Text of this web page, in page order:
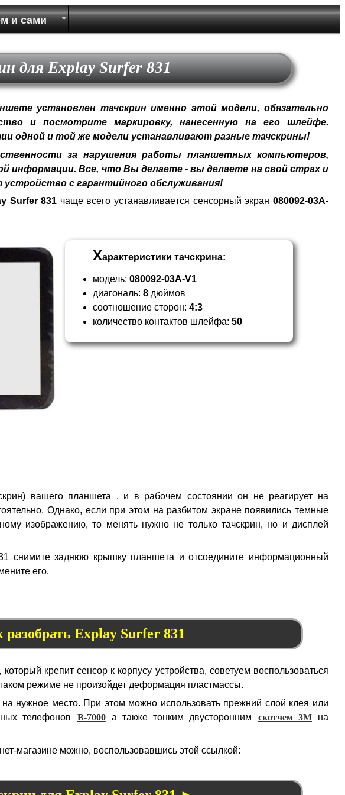
и сами
для Explay Surfer 831
установлен тачскрин именно этой модели, обязательно
и посмотрите маркировку, нанесенную на его шлейфе.
одной и той же модели устанавливают разные тачскрины!
за нарушения работы планшетных компьютеров,
информации. Все, что Вы делаете - вы делаете на свой страх и
с гарантийного обслуживания!
Surfer 831 чаще всего устанавливается сенсорный экран080092-03A-
Характеристики тачскрина:
модель:080092-03A-V1
диагональ:8 дюймов
соотношение сторон:4:3
количество контактов шлейфа:50
вашего планшета , и в рабочем состоянии он не реагирует на
Однако, если при этом на разбитом экране появились темные
изображению, то менять нужно не только тачскрин, но и дисплей
снимите заднюю крышку планшета и отсоедините информационный
его.
разобрать Explay Surfer 831
крепит сенсор к корпусу устройства, советуем воспользоваться
режиме не произойдет деформация пластмассы.
нужное место. При этом можно использовать прежний слой клея или
телефонов B-7000 а также тонким двусторонним скотчем 3M на
магазине можно, воспользовавшись этой ссылкой: